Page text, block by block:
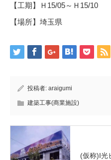
【工期】Ｈ15/05～Ｈ15/10
【場所】埼玉県
投稿者: araigumi
建築工事(商業施設)
(仮称)I光